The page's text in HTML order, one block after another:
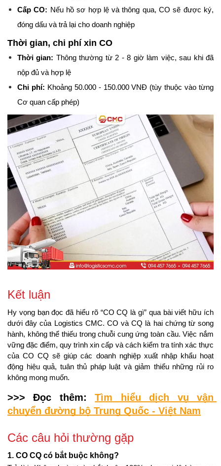
Cấp CO: Nếu hồ sơ hợp lệ và thông qua, CO sẽ được ký,
đóng dấu và trả lại cho doanh nghiệp
Thời gian, chi phí xin CO
Thời gian: Thông thường từ 2 - 8 giờ làm việc, sau khi đã
nộp đủ và hợp lệ
Chi phí: Khoảng 50.000 - 150.000 VNĐ (tùy thuộc vào từng
Cơ quan cấp phép)
Kết luận
Hy vọng bạn đọc đã hiểu rõ “CO CQ là gì” qua bài viết hữu ích
dưới đây của Logistics CMC. CO và CQ là hai chứng từ song
hành, không thể thiếu trong chuỗi cung ứng toàn cầu. Việc nắm
vững đặc điểm, quy trình xin cấp và cách kiểm tra tính xác thực
của CO CQ sẽ giúp các doanh nghiệp xuất nhập khẩu hoạt
động hiệu quả, tuân thủ pháp luật và giảm thiểu những rủi ro
không mong muốn.
>>> Đọc thêm: Tìm hiểu dịch vụ vận
chuyển đường bộ Trung Quốc - Việt Nam
Các câu hỏi thường gặp
1. CO CQ có bắt buộc không?